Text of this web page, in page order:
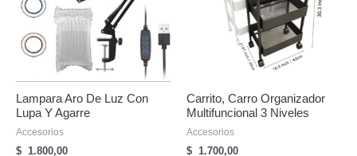
Lampara Aro De Luz Con
Lupa Y Agarre
Accesorios
$ 1.800,00
Carrito, Carro Organizador
Multifuncional 3 Niveles
Accesorios
$ 1.700,00